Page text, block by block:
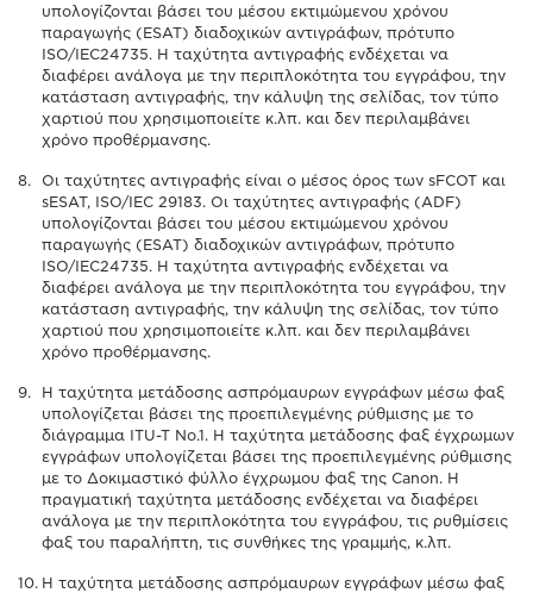
υπολογίζονται βάσει του μέσου εκτιμώμενου χρόνου
παραγωγής (ESAT) διαδοχικών αντιγράφων, πρότυπο
ISO/IEC24735. Η ταχύτητα αντιγραφής ενδέχεται να
διαφέρει ανάλογα με την περιπλοκότητα του εγγράφου, την
κατάσταση αντιγραφής, την κάλυψη της σελίδας, τον τύπο
χαρτιού που χρησιμοποιείτε κ.λπ. και δεν περιλαμβάνει
χρόνο προθέρμανσης.
Οι ταχύτητες αντιγραφής είναι ο μέσος όρος των sFCOT και
sESAT, ISO/IEC 29183. Οι ταχύτητες αντιγραφής (ADF)
υπολογίζονται βάσει του μέσου εκτιμώμενου χρόνου
παραγωγής (ESAT) διαδοχικών αντιγράφων, πρότυπο
ISO/IEC24735. Η ταχύτητα αντιγραφής ενδέχεται να
διαφέρει ανάλογα με την περιπλοκότητα του εγγράφου, την
κατάσταση αντιγραφής, την κάλυψη της σελίδας, τον τύπο
χαρτιού που χρησιμοποιείτε κ.λπ. και δεν περιλαμβάνει
χρόνο προθέρμανσης.
Η ταχύτητα μετάδοσης ασπρόμαυρων εγγράφων μέσω φαξ
υπολογίζεται βάσει της προεπιλεγμένης ρύθμισης με το
διάγραμμα ITU-T No.1. Η ταχύτητα μετάδοσης φαξ έγχρωμων
εγγράφων υπολογίζεται βάσει της προεπιλεγμένης ρύθμισης
με το Δοκιμαστικό φύλλο έγχρωμου φαξ της Canon. Η
πραγματική ταχύτητα μετάδοσης ενδέχεται να διαφέρει
ανάλογα με την περιπλοκότητα του εγγράφου, τις ρυθμίσεις
φαξ του παραλήπτη, τις συνθήκες της γραμμής, κ.λπ.
Η ταχύτητα μετάδοσης ασπρόμαυρων εγγράφων μέσω φαξ